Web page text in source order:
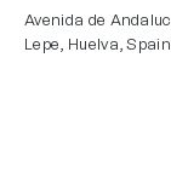
Avenida de
Lepe, Huelva, Spain